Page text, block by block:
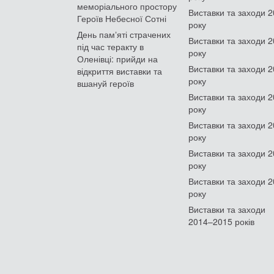
меморіального простору
Героїв Небесної Сотні
День памʼяті страчених
під час теракту в
Оленівці: прийди на
відкриття виставки та
вшануй героїв
Виставки та заходи
року
Виставки та заходи
року
Виставки та заходи
року
Виставки та заходи
року
Виставки та заходи
року
Виставки та заходи
року
Виставки та заходи
року
Виставки та заходи
2014–2015 років